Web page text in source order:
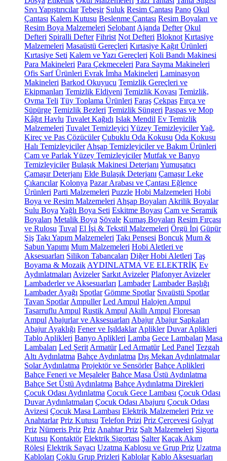
Sıvı Yapıştırıcılar Tebeşir Suluk Resim Çantası Pano Okul
Çantası Kalem Kutusu Beslenme Çantası Resim Boyaları ve
Resim Boya Malzemeleri Selobant Ajanda Defter Okul
Defteri Spiralli Defter Fihrist Not Defteri Bloknot Kırtasiye
Malzemeleri Masaüstü Gereçleri Kırtasiye Kağıt Ürünleri
Kırtasiye Seti Kalem ve Yazı Gereçleri Koli Bandı Makinesi
Para Makineleri Para Çekmeceleri Para Sayma Makineleri
Ofis Sarf Ürünleri Evrak İmha Makineleri Laminasyon
Makineleri Barkod Okuyucu Temizlik Gereçleri ve
Ekipmanları Temizlik Eldiveni Temizlik Kovası Temizlik,
Ovma Teli Tüy Toplama Ürünleri Faraş Çekpas Fırça ve
Süpürge Temizlik Bezleri Temizlik Süngeri Paspas ve Mop
Kâğıt Havlu Tuvalet Kağıdı Islak Mendil Ev Temizlik
Malzemeleri Tuvalet Temizleyici Yüzey TemizleyicilerYağ,
Kireç ve Pas Çözücüler Çubuklu Oda Kokusu Oda Kokusu
Halı Temizleyiciler Ahşap Temizleyiciler ve Bakım Ürünleri
Cam ve Parlak Yüzey Temizleyiciler Mutfak ve Banyo
Temizleyiciler Bulaşık Makinesi Deterjanı Yumuşatıcı
Çamaşır Deterjanı Elde Bulaşık Deterjanı Çamaşır Leke
Çıkarıcılar Kolonya Pazar Arabası ve Çantası Eğlence
Ürünleri Parti Malzemeleri Puzzle Hobi Malzemeleri Hobi
Boya ve Resim Malzemeleri Ahşap Boyaları Akrilik Boyalar
Sulu Boya Yağlı Boya Seti Eskitme Boyası Cam ve Seramik
Boyaları Metalik Boya Şövale Kumaş Boyaları Resim Fırçası
ve Rulosu Tuval El İşi & Tekstil Malzemeleri Örgü İpi Güpür
Şiş Takı Yapım Malzemeleri Takı Pensesi Boncuk Mum &
Sabun Yapımı Mum Malzemeleri Hobi Aletleri ve
Aksesuarları Silikon Tabancaları Diğer Hobi Aletleri Taş
Boyama & Mozaik AYDINLATMA VE ELEKTRİK Ev
Aydınlatmaları Avizeler Sarkıt Avizeler Plafonyer Avizeler
Lambaderler ve Aksesuarları Lambader Lambader Başlığı
Lambader Ayağı Spotlar Gömme Spotlar Sıvaüstü Spotlar
Tavan Spotlar Ampuller Led Ampul Halojen Ampul
Tasarruflu Ampul Rustik Ampul Akıllı Ampul Floresan
Ampul Abajurlar ve Aksesuarları Abajur Abajur Şapkaları
Abajur Ayaklığı Fener ve Işıldaklar Aplikler Duvar Aplikleri
Tablo Aplikleri Banyo Aplikleri Lamba Gece Lambaları Masa
Lambaları Led Şerit Armatür Led Armatür Led Panel Tezgah
Altı Aydınlatma Bahçe Aydınlatma Dış Mekan Aydınlatmalar
Solar Aydınlatma Projektör ve Sensörler Bahçe Aplikleri
Bahçe Feneri ve Meşaleler Bahçe Masa Üstü Aydınlatma
Bahçe Set Üstü Aydınlatma Bahçe Aydınlatma Direkleri
Çocuk Odası Aydınlatma Çocuk Gece Lambası Çocuk Odası
Duvar Aydınlatmaları Çocuk Odası Abajuru Çocuk Odası
Avizesi Çocuk Masa Lambası Elektrik Malzemeleri Priz ve
Anahtarlar Priz Kutusu Telefon Prizi Priz Çerçevesi Golyat
Priz Nümeris Priz Priz Anahtar Priz Şalt Malzemeleri Sigorta
Kutusu Kontaktör Elektrik Sigortası Şalter Kaçak Akım
Rölesi Elektrik Sayacı Uzatma Kablosu ve Grup Priz Uzatma
Kabloları Çoklu Grup Prizleri Kablolar Kablo Aksesuarları